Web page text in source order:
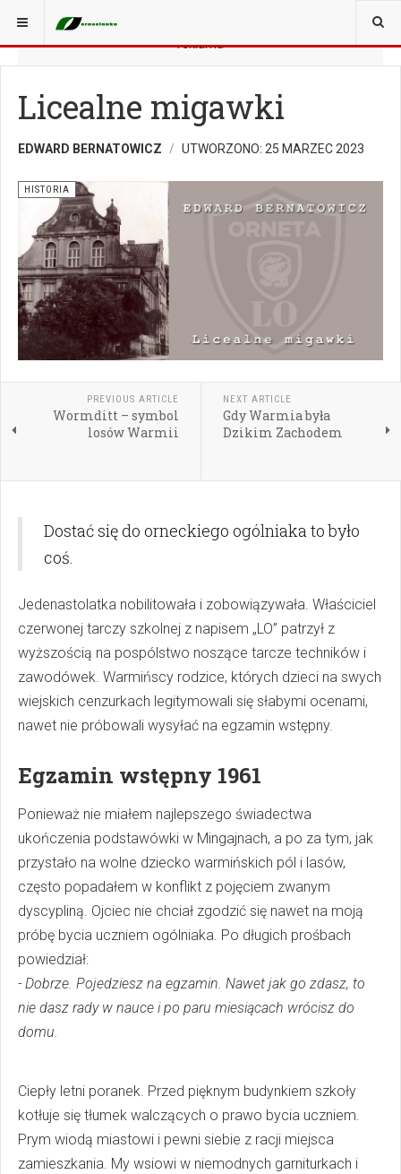
JESTEŚ TUTAJ:
reklama
Licealne migawki
EDWARD BERNATOWICZ UTWORZONO: 25 MARZEC 2023
HISTORIA
PREVIOUS ARTICLE
Wormditt – symbol
losów Warmii
NEXT ARTICLE
Gdy Warmia była
Dzikim Zachodem
Dostać się do orneckiego ogólniaka to było
coś.
Jedenastolatka nobilitowała i zobowiązywała. Właściciel
czerwonej tarczy szkolnej z napisem „LO” patrzył z
wyższością na pospólstwo noszące tarcze techników i
zawodówek. Warmińscy rodzice, których dzieci na swych
wiejskich cenzurkach legitymowali się słabymi ocenami,
nawet nie próbowali wysyłać na egzamin wstępny.
Egzamin wstępny 1961
Ponieważ nie miałem najlepszego świadectwa
ukończenia podstawówki w Mingajnach, a po za tym, jak
przystało na wolne dziecko warmińskich pól i lasów,
często popadałem w konflikt z pojęciem zwanym
dyscypliną. Ojciec nie chciał zgodzić się nawet na moją
próbę bycia uczniem ogólniaka. Po długich prośbach
powiedział:
- Dobrze. Pojedziesz na egzamin. Nawet jak go zdasz, to
nie dasz rady w nauce i po paru miesiącach wrócisz do
domu.
Ciepły letni poranek. Przed pięknym budynkiem szkoły
kotłuje się tłumek walczących o prawo bycia uczniem.
Prym wiodą miastowi i pewni siebie z racji miejsca
zamieszkania. My wsiowi w niemodnych garniturkach i